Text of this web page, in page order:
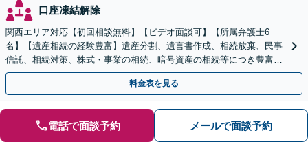
口座凍結解除
関西エリア対応【初回相談無料】【ビデオ面談可】【所属弁護士6
名】【遺産相続の経験豊富】遺産分割、遺言書作成、相続放棄、民事
信託、相続対策、株式・事業の相続、暗号資産の相続等につき豊富な
対応実績。【バリアフリー】【完全個室対応】
料金表を見る
電話で面談予約 メールで面談予約